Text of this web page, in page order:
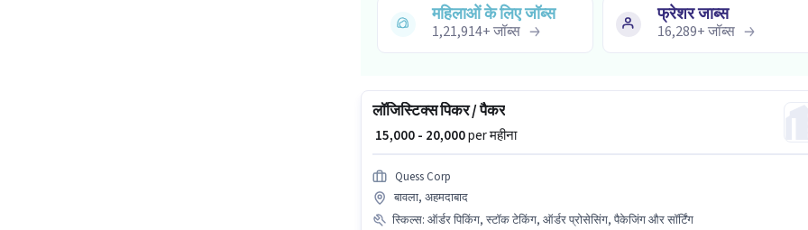
महिलाओं के लिए जॉब्स
1,21,914+जॉब्स
फ्रेशर जाब्स
16,289+जॉब्स
लॉजिस्टिक्स पिकर / पैकर
₹ 15,000 - 20,000per महीना
Quess Corp
बावला, अहमदाबाद
स्किल्स: ऑर्डर पिकिंग, स्टॉक टेकिंग, ऑर्डर प्रोसेसिंग, पैकेजिंग और सॉर्टिंग